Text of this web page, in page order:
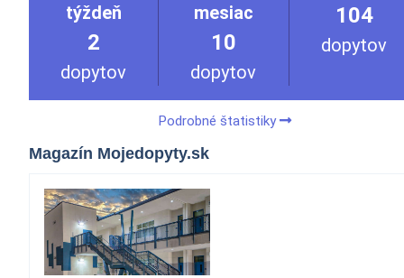
týždeň
2
dopytov
mesiac
10
dopytov
104
dopytov
Podrobné štatistiky
Magazín Mojedopyty.sk